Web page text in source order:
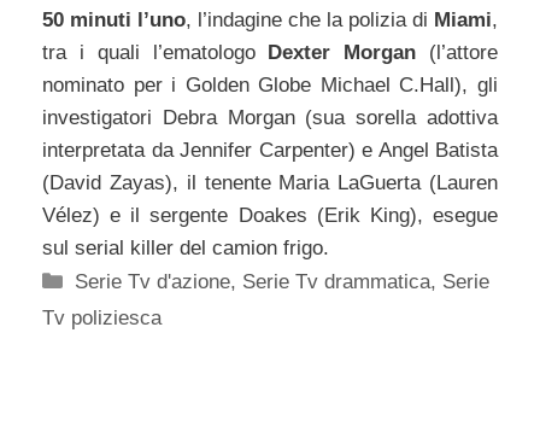
50 minuti l’uno, l’indagine che la polizia di Miami,
tra i quali l’ematologo Dexter Morgan (l’attore
nominato per i Golden Globe Michael C.Hall), gli
investigatori Debra Morgan (sua sorella adottiva
interpretata da Jennifer Carpenter) e Angel Batista
(David Zayas), il tenente Maria LaGuerta (Lauren
Vélez) e il sergente Doakes (Erik King), esegue
sul serial killer del camion frigo.
Categorie
Serie Tv d'azione, Serie Tv drammatica, Serie
Tv poliziesca